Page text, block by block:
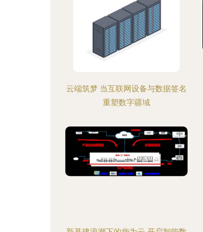
云端筑梦 当互联网设备与数据签名
重塑数字疆域